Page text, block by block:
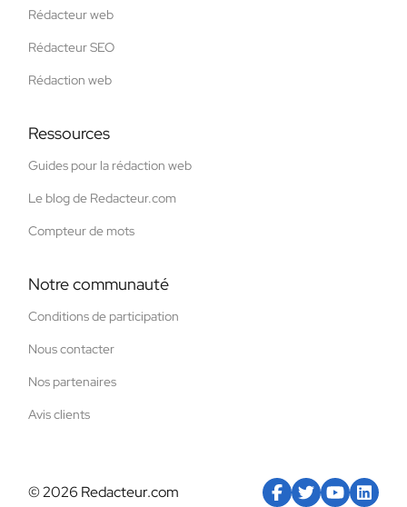
Rédacteur web
Rédacteur SEO
Rédaction web
Ressources
Guides pour la rédaction web
Le blog de Redacteur.com
Compteur de mots
Notre communauté
Conditions de participation
Nous contacter
Nos partenaires
Avis clients
© 2026 Redacteur.com